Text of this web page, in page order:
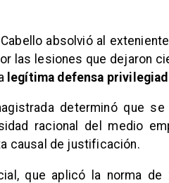
absolvió al
las lesiones que dejaron
legítima defensa
determinó que
racional del medio
causal de justificación.
que aplicó la norma